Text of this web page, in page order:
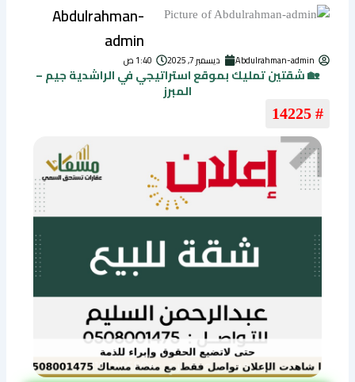
Abdulrahman-
admin
Abdulrahman-admin ديسمبر 7, 2025 1:40 ص
🏡 شقتين تمليك بموقع استراتيجي في الراشدية جيم –
المبرز
# 14225